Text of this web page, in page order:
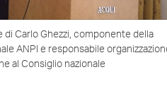
di Carlo Ghezzi, componente della
ANPI e responsabile
al Consiglio nazionale